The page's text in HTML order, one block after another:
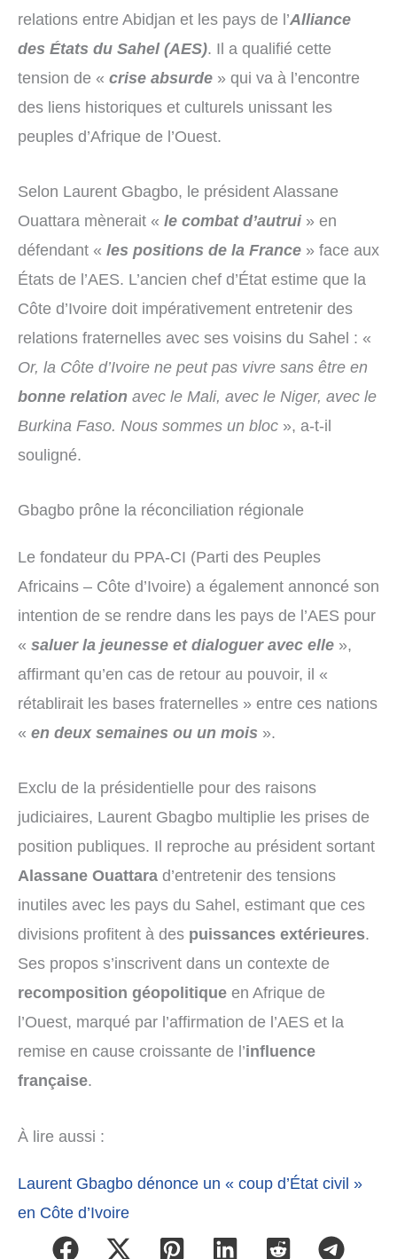
relations entre Abidjan et les pays de l’Alliance
des États du Sahel (AES). Il a qualifié cette
tension de « crise absurde » qui va à l’encontre
des liens historiques et culturels unissant les
peuples d’Afrique de l’Ouest.
Selon Laurent Gbagbo, le président Alassane
Ouattara mènerait « le combat d’autrui » en
défendant « les positions de la France » face aux
États de l’AES. L’ancien chef d’État estime que la
Côte d’Ivoire doit impérativement entretenir des
relations fraternelles avec ses voisins du Sahel : «
Or, la Côte d’Ivoire ne peut pas vivre sans être en
bonne relation avec le Mali, avec le Niger, avec le
Burkina Faso. Nous sommes un bloc », a-t-il
souligné.
Gbagbo prône la réconciliation régionale
Le fondateur du PPA-CI (Parti des Peuples
Africains – Côte d’Ivoire) a également annoncé son
intention de se rendre dans les pays de l’AES pour
« saluer la jeunesse et dialoguer avec elle »,
affirmant qu’en cas de retour au pouvoir, il «
rétablirait les bases fraternelles » entre ces nations
« en deux semaines ou un mois ».
Exclu de la présidentielle pour des raisons
judiciaires, Laurent Gbagbo multiplie les prises de
position publiques. Il reproche au président sortant
Alassane Ouattara d’entretenir des tensions
inutiles avec les pays du Sahel, estimant que ces
divisions profitent à des puissances extérieures.
Ses propos s’inscrivent dans un contexte de
recomposition géopolitique en Afrique de
l’Ouest, marqué par l’affirmation de l’AES et la
remise en cause croissante de l’influence
française.
À lire aussi :
Laurent Gbagbo dénonce un « coup d’État civil »
en Côte d’Ivoire